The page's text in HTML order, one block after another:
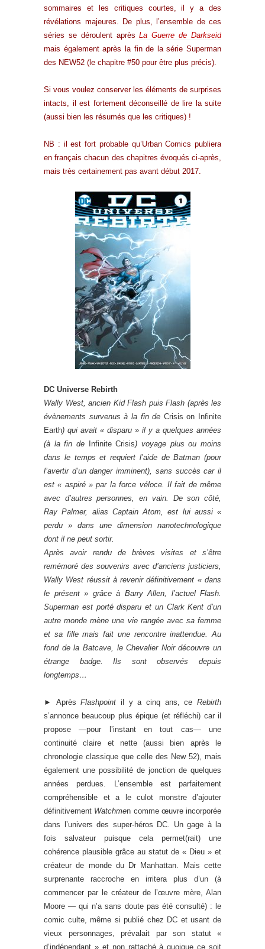
sommaires et les critiques courtes, il y a des
révélations majeures. De plus, l’ensemble de ces
séries se déroulent aprèsLa Guerre de Darkseid
mais également après la fin de la série Superman
des NEW52 (le chapitre #50 pour être plus précis).
Si vous voulez conserver les éléments de surprises
intacts, il est fortement déconseillé de lire la suite
(aussi bien les résumés que les critiques) !
NB : il est fort probable qu’Urban Comics publiera
en français chacun des chapitres évoqués ci-après,
mais très certainement pas avant début 2017.
DC Universe Rebirth
Wally West, ancien Kid Flash puis Flash (après les
évènements survenus à la fin de Crisis on Infinite
Earth) qui avait « disparu » il y a quelques années
(à la fin de Infinite Crisis) voyage plus ou moins
dans le temps et requiert l’aide de Batman (pour
l’avertir d’un danger imminent), sans succès car il
est « aspiré » par la force véloce. Il fait de même
avec d’autres personnes, en vain. De son côté,
Ray Palmer, alias Captain Atom, est lui aussi «
perdu » dans une dimension nanotechnologique
dont il ne peut sortir.
Après avoir rendu de brèves visites et s’être
remémoré des souvenirs avec d’anciens justiciers,
Wally West réussit à revenir définitivement « dans
le présent » grâce à Barry Allen, l’actuel Flash.
Superman est porté disparu et un Clark Kent d’un
autre monde mène une vie rangée avec sa femme
et sa fille mais fait une rencontre inattendue. Au
fond de la Batcave, le Chevalier Noir découvre un
étrange badge. Ils sont observés depuis
longtemps…
► AprèsFlashpoint il y a cinq ans, ceRebirth
s’annonce beaucoup plus épique (et réfléchi) car il
propose —pour l’instant en tout cas— une
continuité claire et nette (aussi bien après le
chronologie classique que celle des New 52), mais
également une possibilité de jonction de quelques
années perdues. L’ensemble est parfaitement
compréhensible et a le culot monstre d’ajouter
définitivement Watchmen comme œuvre incorporée
dans l’univers des super-héros DC. Un gage à la
fois salvateur puisque cela permet(rait) une
cohérence plausible grâce au statut de « Dieu » et
créateur de monde du Dr Manhattan. Mais cette
surprenante raccroche en irritera plus d’un (à
commencer par le créateur de l’œuvre mère, Alan
Moore — qui n’a sans doute pas été consulté) : le
comic culte, même si publié chez DC et usant de
vieux personnages, prévalait par son statut «
d’indépendant » et non rattaché à quoique ce soit